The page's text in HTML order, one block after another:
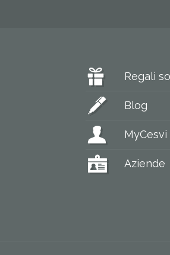
Regali
Blog
MyCesvi
Aziende